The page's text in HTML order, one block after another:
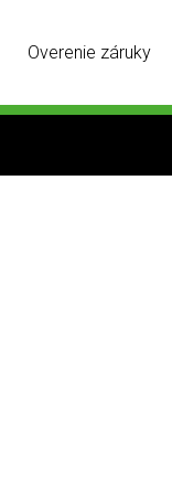
Overenie záruky